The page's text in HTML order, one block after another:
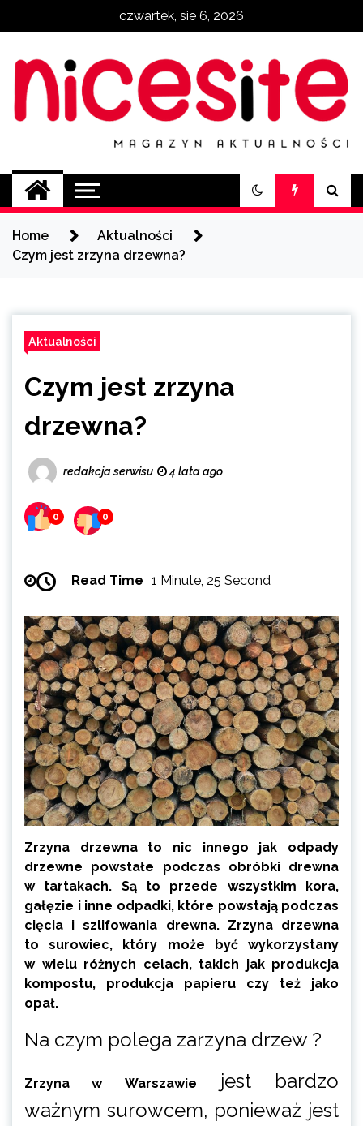
czwartek, sie 6, 2026
NiceSite.com.pl
magazyn aktualności
Home
Aktualności
Czym jest zrzyna drzewna?
Aktualności
Czym jest zrzyna
drzewna?
redakcja serwisu 4 lata ago
0 0
Read Time 1 Minute, 25 Second
Zrzyna drzewna to nic innego jak odpady
drzewne powstałe podczas obróbki drewna
w tartakach. Są to przede wszystkim kora,
gałęzie i inne odpadki, które powstają podczas
cięcia i szlifowania drewna. Zrzyna drzewna
to surowiec, który może być wykorzystany
w wielu różnych celach, takich jak produkcja
kompostu, produkcja papieru czy też jako
opał.
Na czym polega zarzyna drzew ?
Zrzyna w Warszawie
jest bardzo
ważnym surowcem, ponieważ jest